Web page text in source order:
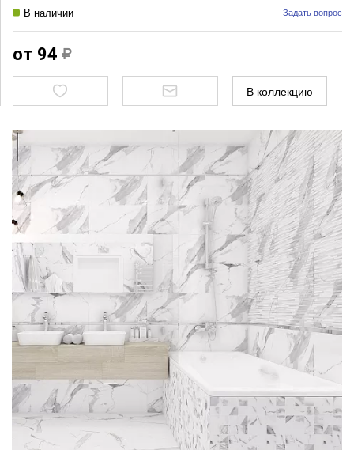
В наличии Задать вопрос
от 94
В коллекцию